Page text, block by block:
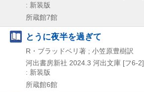
: 新装版
所蔵館7館
とうに夜半を過ぎて
R・ブラッドベリ著 ; 小笠原豊樹訳
河出書房新社 2024.3 河出文庫 [フ6-2]
: 新装版
所蔵館6館